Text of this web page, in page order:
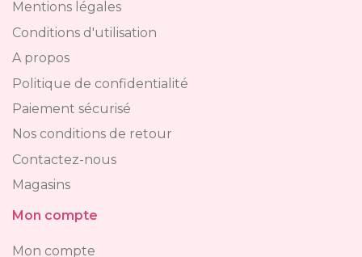
Mentions légales
Conditions d'utilisation
A propos
Politique de confidentialité
Paiement sécurisé
Nos conditions de retour
Contactez-nous
Magasins
Mon compte
Mon compte